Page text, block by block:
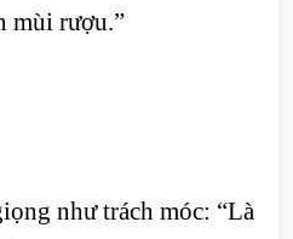
mùi rượu.”
như trách móc: “Là